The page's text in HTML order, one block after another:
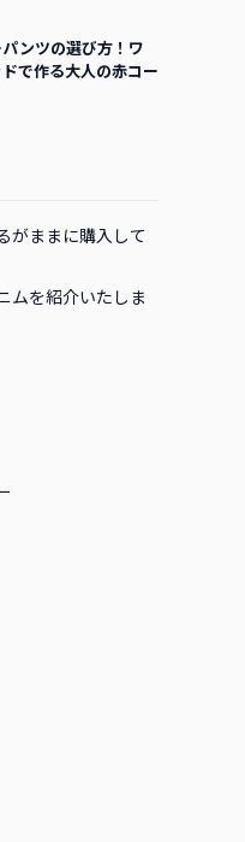
ンツの選び方！ワ
で作る大人の赤コー
がままに購入して
ムを紹介いたしま